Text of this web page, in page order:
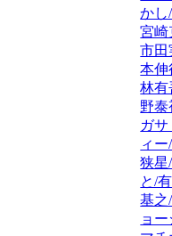
かし
宮崎
市田
本伸
林有
野泰
ガ
ィ
狭星
と/
基之
ョ